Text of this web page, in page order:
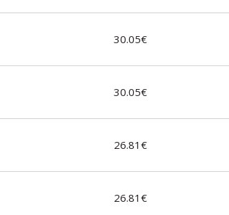
30.05€
30.05€
26.81€
26.81€